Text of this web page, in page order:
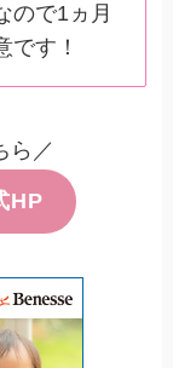
ので1ヵ月
です！
ら／
HP